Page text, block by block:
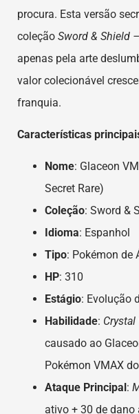
procura. Esta versão
coleção Sword & Shield
apenas pela arte
valor colecionável
franquia.
Características
Nome: Glaceon
Secret Rare)
Coleção: Sword &
Idioma: Espanhol
Tipo: Pokémon de
HP: 310
Estágio: Evolução
Habilidade: Crystal
causado ao
Pokémon VMAX
Ataque Principal :
ativo + 30 de